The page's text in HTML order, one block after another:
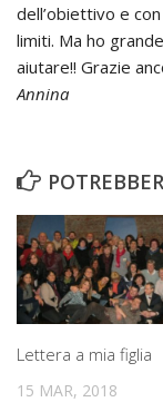
dell’obiettivo e
limiti. Ma ho
aiutare!! Grazie
Annina
Lettera a mia figlia
15 MAR, 2018